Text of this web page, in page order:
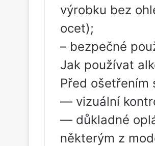
výrobku bez
ocet);
– bezpečné
Jak používat
Před ošetřením
— vizuální
— důkladné
některým z